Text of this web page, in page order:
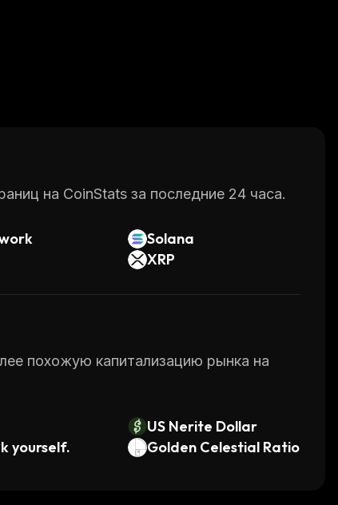
на CoinStats за последние 24 часа.
Solana
XRP
похожую капитализацию рынка на
US Nerite Dollar
yourself. Golden Celestial Ratio